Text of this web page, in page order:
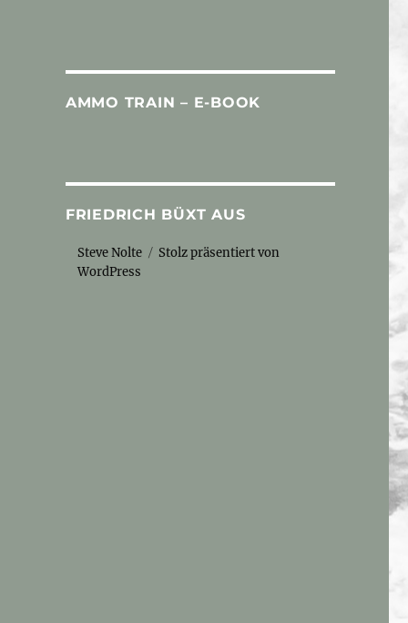
AMMO TRAIN – E-BOOK
FRIEDRICH BÜXT AUS
Steve Nolte
Stolz präsentiert von
WordPress